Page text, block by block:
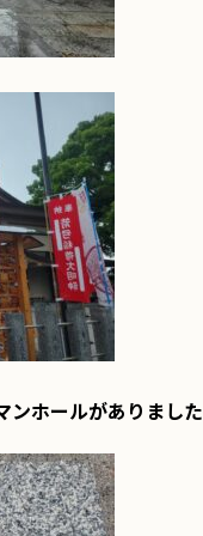
ンホールがありまし